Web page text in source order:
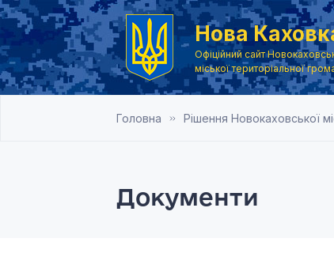
Нова
Офіційний сайт
міської територіальної
Головна Рішення Новокаховської
Документи